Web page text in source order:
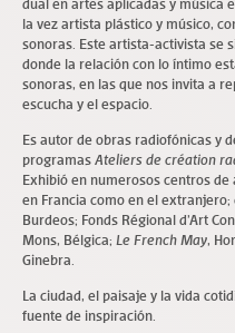
dual en artes aplicadas y música
la vez artista plástico y músico,
sonoras. Este artista-activista se
donde la relación con lo íntimo
sonoras, en las que nos invita a
escucha y el espacio.
Es autor de obras radiofónicas y
programasAteliers de création
Exhibió en numerosos centros
en Francia como en el extranjero;
Burdeos; Fonds Régional d’Art
Mons, Bélgica; Le French May,
Ginebra.
La ciudad, el paisaje y la vida
fuente de inspiración.